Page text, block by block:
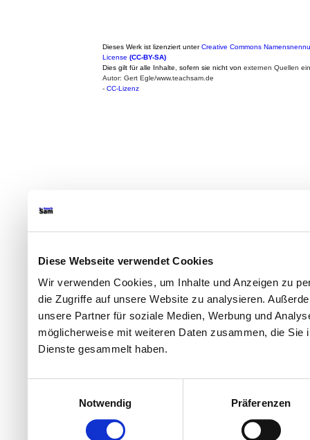
Diese Webseite verwendet Cookies
Wir verwenden Cookies, um Inhalte und Anzeigen zu
die Zugriffe auf unsere Website zu analysieren.
unsere Partner für soziale Medien, Werbung und
möglicherweise mit weiteren Daten zusammen, die
Dienste gesammelt haben.
Notwendig
Präferenzen
Dieses Werk ist lizenziert unterCreative Commons
License (CC-BY-SA)
Dies gilt für alle Inhalte, sofern sie nicht von externen Quellen
Autor: Gert Egle/www.teachsam.de
- CC-Lizenz